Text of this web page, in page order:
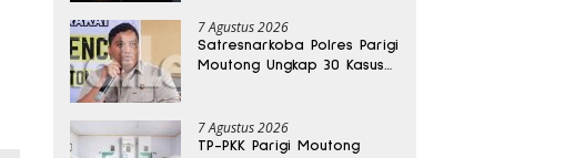
7 Agustus 2026
Satresnarkoba Polres Parigi
Moutong Ungkap 30 Kasus
7 Agustus 2026
TP-PKK Parigi Moutong